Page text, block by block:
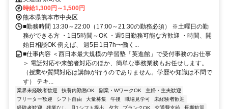
時給1,300円～1,500円
熊本県熊本市中央区
■勤務時間 13:30～22:00（17:00～21:30の勤務必須） ※土曜日の勤
務ができる方 ・1日5時間～OK ・週5日勤務可能な方歓迎 ・時間、開
始日相談OK 例えば、 週5日1日7h〜働く...
■仕事内容 ＜西日本最大規模の学習塾「英進館」で受付事務のお仕事
＞ 電話対応や来館者対応のほか、簡単な事務業務もお任せします。
（授業や質問対応は講師が行うのでありません。学歴や知識は不問で
す） テキ...
業界未経験者歓迎 扶養内勤務OK 副業・WワークOK
主婦・主夫歓迎
フリーター歓迎
シフト自由 大量募集 午後 職場見学可
未経験者歓迎
経験者歓迎
残業なし 月1シフト提出 夕方 ブランクOK 交通費支給 長期歓迎